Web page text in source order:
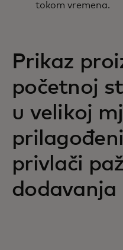
tokom vremena.
Prikaz
početnoj
u velikoj
privlači
dodavanja